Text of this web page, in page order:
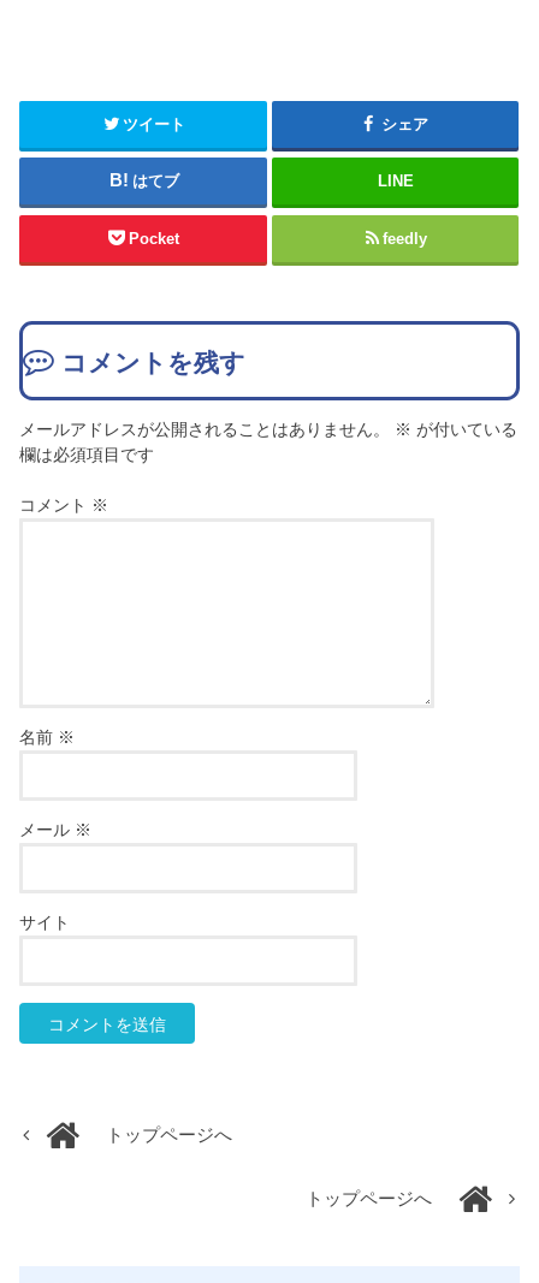
ツイート シェア
はてブ LINE
Pocket feedly
コメントを残す
メールアドレスが公開されることはありません。 ※ が付いている
欄は必須項目です
コメント ※
名前 ※
メール ※
サイト
トップページへ
トップページへ